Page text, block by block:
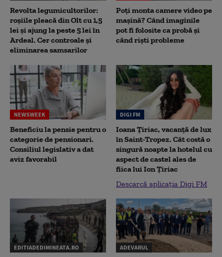
Revolta legumicultorilor:
roșiile pleacă din Olt cu 1,5
lei și ajung la peste 5 lei în
Ardeal. Cer controale și
eliminarea samsarilor
Poți monta camere video pe
mașină? Când imaginile
pot fi folosite ca probă și
când riști probleme
NEWSWEEK
Beneficiu la pensie pentru o
categorie de pensionari.
Consiliul legislativ a dat
aviz favorabil
DIGI FM
Ioana Țiriac, vacanță de lux
în Saint-Tropez. Cât costă o
singură noapte la hotelul cu
aspect de castel ales de
fiica lui Ion Țiriac
Descarcă aplicația Digi FM
EDITIADEDIMINEATA.RO ADEVARUL